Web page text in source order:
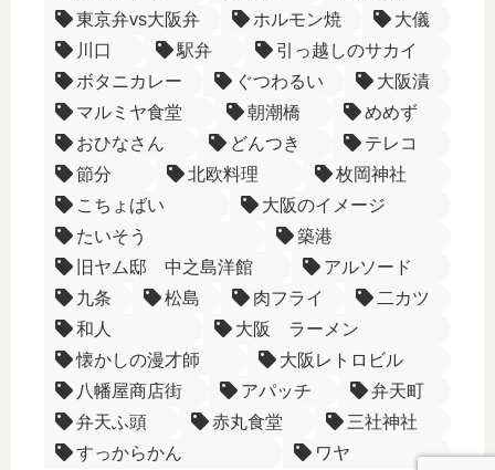
東京弁vs大阪弁
ホルモン焼
大儀
川口
駅弁
引っ越しのサカイ
ボタニカレー
ぐつわるい
大阪漬
マルミヤ食堂
朝潮橋
めめず
おひなさん
どんつき
テレコ
節分
北欧料理
枚岡神社
こちょばい
大阪のイメージ
たいそう
築港
旧ヤム邸 中之島洋館
アルソード
九条
松島 肉フライ
二カツ
和人
大阪 ラーメン
懐かしの漫才師
大阪レトロビル
八幡屋商店街
アパッチ
弁天町
弁天ふ頭
赤丸食堂
三社神社
すっからかん
ワヤ